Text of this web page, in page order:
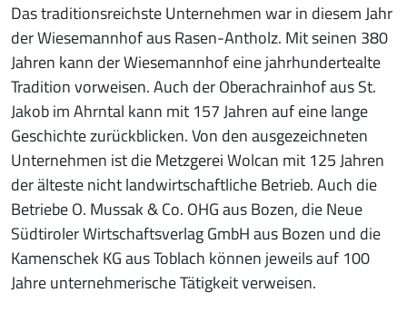
Das traditionsreichste Unternehmen war in diesem Jahr
der Wiesemannhof aus Rasen-Antholz. Mit seinen 380
Jahren kann der Wiesemannhof eine jahrhundertealte
Tradition vorweisen. Auch der Oberachrainhof aus St.
Jakob im Ahrntal kann mit 157 Jahren auf eine lange
Geschichte zurückblicken. Von den ausgezeichneten
Unternehmen ist die Metzgerei Wolcan mit 125 Jahren
der älteste nicht landwirtschaftliche Betrieb. Auch die
Betriebe O. Mussak & Co. OHG aus Bozen, die Neue
Südtiroler Wirtschaftsverlag GmbH aus Bozen und die
Kamenschek KG aus Toblach können jeweils auf 100
Jahre unternehmerische Tätigkeit verweisen.